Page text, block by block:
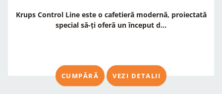
Krups Control Line este o cafetieră modernă, proiectată
special să-ți oferă un început d...
CUMPĂRĂ VEZI DETALII